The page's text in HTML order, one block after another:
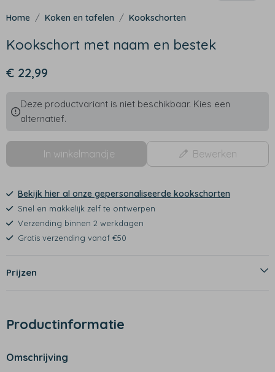
Koken en tafelen Kookschorten
Kookschort met naam en bestek
€ 22,99
Deze productvariant is niet beschikbaar. Kies een
alternatief.
In winkelmandje Bewerken
Bekijk hier al onze gepersonaliseerde kookschorten
Snel en makkelijk zelf te ontwerpen
Verzending binnen 2 werkdagen
Gratis verzending vanaf €50
Prijzen
Productinformatie
Omschrijving